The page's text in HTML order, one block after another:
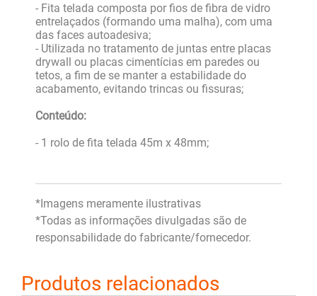
- Fita telada composta por fios de fibra de vidro
entrelaçados (formando uma malha), com uma
das faces autoadesiva;
- Utilizada no tratamento de juntas entre placas
drywall ou placas cimentícias em paredes ou
tetos, a fim de se manter a estabilidade do
acabamento, evitando trincas ou fissuras;
Conteúdo:
- 1 rolo de fita telada 45m x 48mm;
*Imagens meramente ilustrativas
*Todas as informações divulgadas são de
responsabilidade do fabricante/fornecedor.
Produtos relacionados